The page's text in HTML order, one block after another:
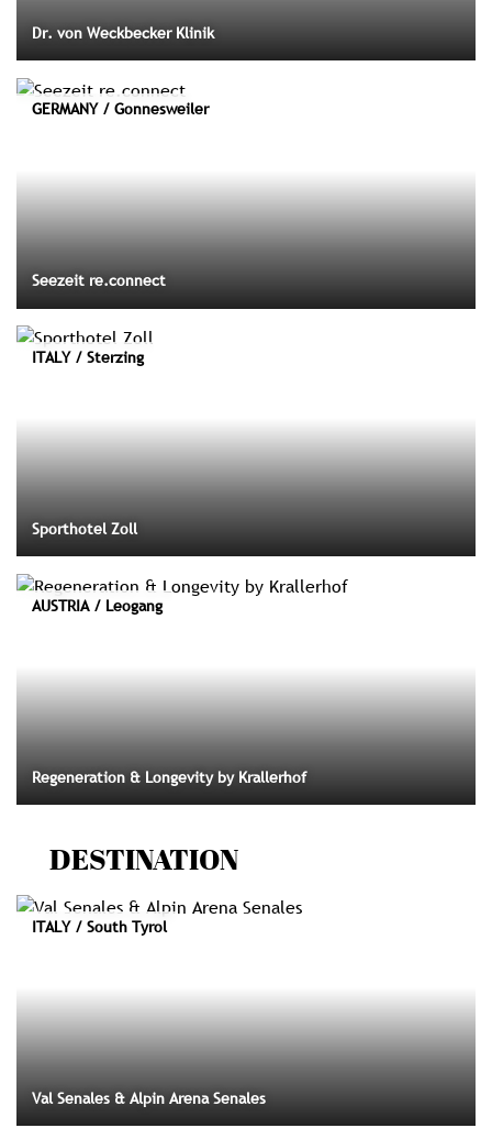
Dr. von Weckbecker Klinik
GERMANY / Gonnesweiler
Seezeit re.connect
ITALY / Sterzing
Sporthotel Zoll
AUSTRIA / Leogang
Regeneration & Longevity by Krallerhof
DESTINATION
ITALY / South Tyrol
Val Senales & Alpin Arena Senales